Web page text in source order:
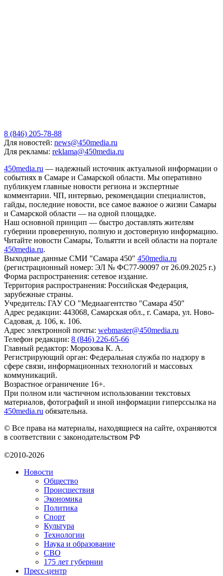
8 (846) 205-78-88
Для новостей: news@450media.ru
Для рекламы: reklama@450media.ru
450media.ru — надежный источник актуальной информации о
событиях в Самаре и Самарской области. Мы оперативно
публикуем главные новости региона и экспертные
комментарии. ЧП, интервью, рекомендации специалистов,
гайды, последние новости, все самое важное о жизни Самары
и Самарской области — на одной площадке.
Наш основной принцип — быстро доставлять жителям
губернии проверенную, полную и достоверную информацию.
Читайте новости Самары, Тольятти и всей области на портале
450media.ru.
Выходные данные СМИ "Самара 450" 450media.ru
(регистрационный номер: ЭЛ № ФС77-90097 от 26.09.2025 г.)
Форма распространения: сетевое издание.
Территория распространения: Российская Федерация,
зарубежные страны.
Учредитель: ГАУ СО "Медиаагентство "Самара 450"
Адрес редакции: 443068, Самарская обл., г. Самара, ул. Ново-
Садовая, д. 106, к. 106.
Адрес электронной почты: webmaster@450media.ru
Телефон редакции: 8 (846) 226-65-66
Главный редактор: Морозова К. А.
Регистрирующий орган: Федеральная служба по надзору в
сфере связи, информационных технологий и массовых
коммуникаций.
Возрастное ограничение 16+.
При полном или частичном использовании текстовых
материалов, фотографий и иной информации гиперссылка на
450media.ru обязательна.
© Все права на материалы, находящиеся на сайте, охраняются
в соответствии с законодательством РФ
©2010-2026
Новости
Общество
Происшествия
Экономика
Политика
Спорт
Культура
Технологии
Наука и образование
СВО
175 лет губернии
Пресс-центр